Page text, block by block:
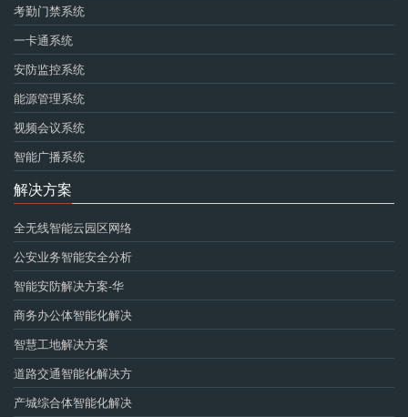
考勤门禁系统
一卡通系统
安防监控系统
能源管理系统
视频会议系统
智能广播系统
解决方案
全无线智能云园区网络
公安业务智能安全分析
智能安防解决方案-华
商务办公体智能化解决
智慧工地解决方案
道路交通智能化解决方
产城综合体智能化解决